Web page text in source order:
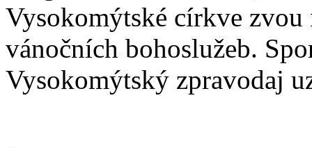
Vysokomýtské církve zvou
vánočních bohoslužeb.
Vysokomýtský zpravodaj